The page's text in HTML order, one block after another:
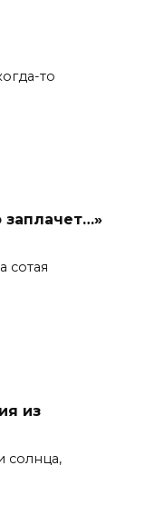
то
заплачет…»
сотая
из
солнца,